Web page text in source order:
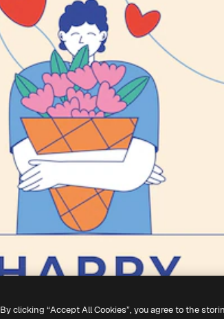
By clicking “Accept All Cookies”, you agree to the